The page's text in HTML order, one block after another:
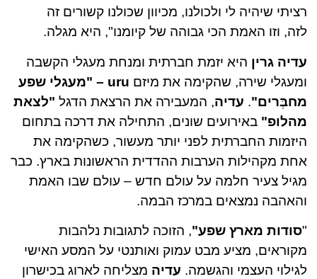
רציתי שיהיה לי ולכולנו, מכיוון שכולנו קשורים זה
לזה, וזו האמת הכי גבוהה של קיומנו", היא מגלה.
עדיה גרין היא יזמת חברתית ומנחת מעגלי הקשבה
ומעגלי שירה, שהקימה את מיזם uru – "מעגלי שפע
מחבְּרים". עדיה, המעבירה את הרצאת הדגל "לצאת
מהלופ" באירועים שונים, התחילה את דרכה בתחום
היזמות החברתית לפני יותר מעשור, כשהקימה את
אחת מקהילות הערבות ההדדית הראשונות בארץ. כבר
מגיל צעיר חלמה על עולם חדש – עולם שבו האמת
והאהבה נמצאים במרכז הבמה.
"סודות מארץ שפע", הזוכה לתגובות נלהבות
מקוראים, מציע מבט עמוק ואותנטי על המסע האישי
לגילוי העצמי והגשמה. עדיה מצליחה לארוג בכישרון